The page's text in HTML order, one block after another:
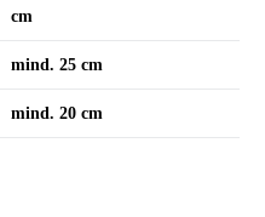
cm
mind. 25 cm
mind. 20 cm